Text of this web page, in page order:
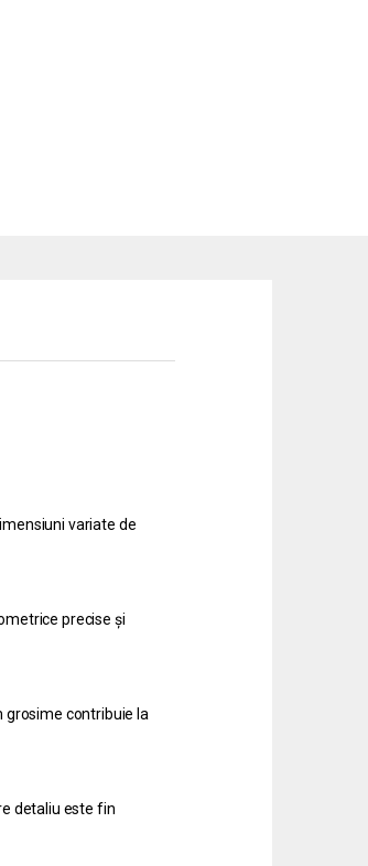
variate de
precise și
grosime contribuie la
detaliu este fin